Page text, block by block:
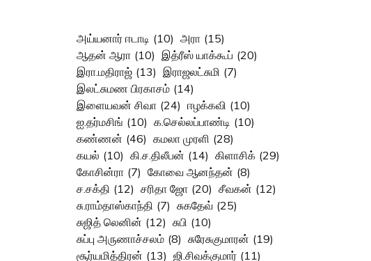
அய்யனார் ஈடாடி (10) அரா (15)
ஆதன் ஆரா (10) இத்ரீஸ் யாக்கூப் (20)
இரா.மதிராஜ் (13) இராஜலட்சுமி (7)
இலட்சுமண பிரகாசம் (14)
இளையவன் சிவா (24) ஈழக்கவி (10)
ஐ.தர்மசிங் (10) க.செல்லப்பாண்டி (10)
கண்ணன் (46) கமலா முரளி (28)
கயல் (10) கி.ச.திலீபன் (14) கிளாசிக் (29)
கோசின்ரா (7) கோவை ஆனந்தன் (8)
ச.சக்தி (12) சரிதா ஜோ (20) சீவகன் (12)
சு.ராம்தாஸ்காந்தி (7) சுகதேவ் (25)
சுஜித் லெனின் (12) சுபி (10)
சுப்பு அருணாச்சலம் (8) சுரேசுகுமாரன் (19)
சூர்யமித்திரன் (13) ஜி.சிவக்குமார் (11)